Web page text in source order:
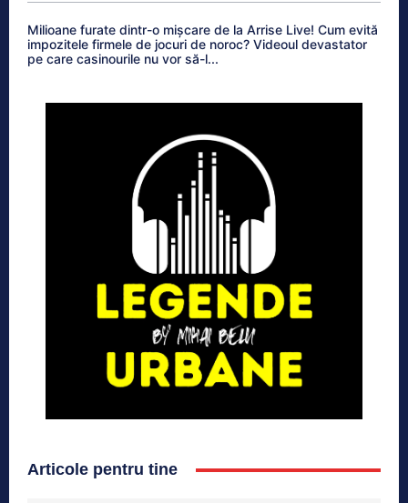
Milioane furate dintr-o mișcare de la Arrise Live! Cum evită
impozitele firmele de jocuri de noroc? Videoul devastator
pe care casinourile nu vor să-l...
Articole pentru tine